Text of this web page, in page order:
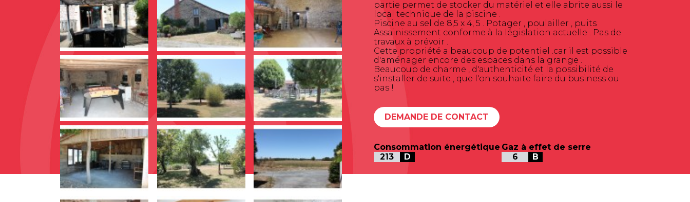
partie permet de stocker du matériel et elle abrite aussi le
local technique de la piscine .
Piscine au sel de 8,5 x 4, 5 . Potager , poulailler , puits
Assainissement conforme à la législation actuelle . Pas de
travaux à prévoir .
Cette propriété a beaucoup de potentiel .car il est possible
d'aménager encore des espaces dans la grange .
Beaucoup de charme , d'authenticité et la possibilité de
s'installer de suite , que l'on souhaite faire du business ou
pas !
DEMANDE DE CONTACT
Consommation énergétique
213
D
Gaz à effet de serre
6
B